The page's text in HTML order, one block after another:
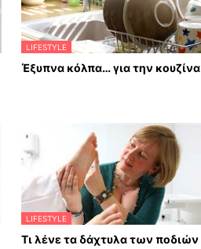
LIFESTYLE
Έξυπνα κόλπα… για την κουζίνα
LIFESTYLE
Τι λένε τα δάχτυλα των ποδιών